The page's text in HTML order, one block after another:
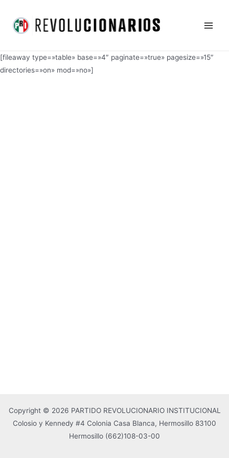
contenido
[fileaway type=»table» base=»4″ paginate=»true» pagesize=»15″
directories=»on» mod=»no»]
Copyright © 2026 PARTIDO REVOLUCIONARIO INSTITUCIONAL
Colosio y Kennedy #4 Colonia Casa Blanca, Hermosillo 83100
Hermosillo (662)108-03-00